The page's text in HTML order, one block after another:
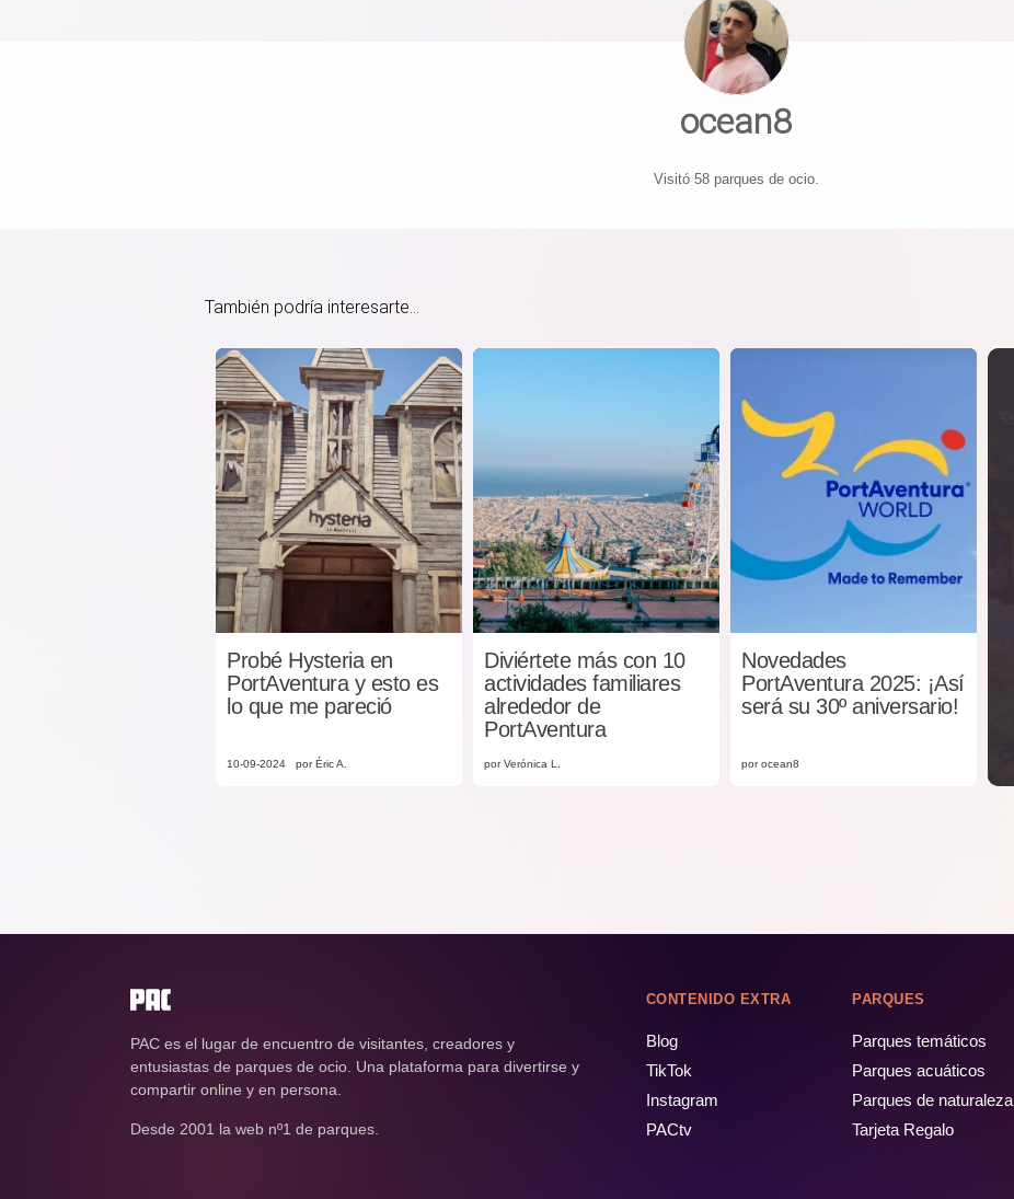
ocean8
Visitó 58 parques de ocio.
También podría interesarte...
Probé Hysteria en
PortAventura y esto es
lo que me pareció
10-09-2024 por Éric A.
Diviértete más con 10
actividades familiares
alrededor de
PortAventura
por Verónica L.
Novedades
PortAventura 2025: ¡Así
será su 30º aniversario!
por ocean8
PAC es el lugar de encuentro de visitantes, creadores y
entusiastas de parques de ocio. Una plataforma para divertirse y
compartir online y en persona.
Desde 2001 la web nº1 de parques.
CONTENIDO EXTRA
Blog
TikTok
Instagram
PACtv
PARQUES
Parques temáticos
Parques acuáticos
Parques de naturaleza
Tarjeta Regalo